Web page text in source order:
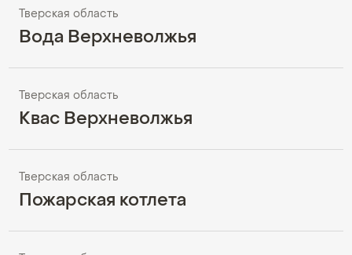
Тверская область
Вода Верхневолжья
Тверская область
Квас Верхневолжья
Тверская область
Пожарская котлета